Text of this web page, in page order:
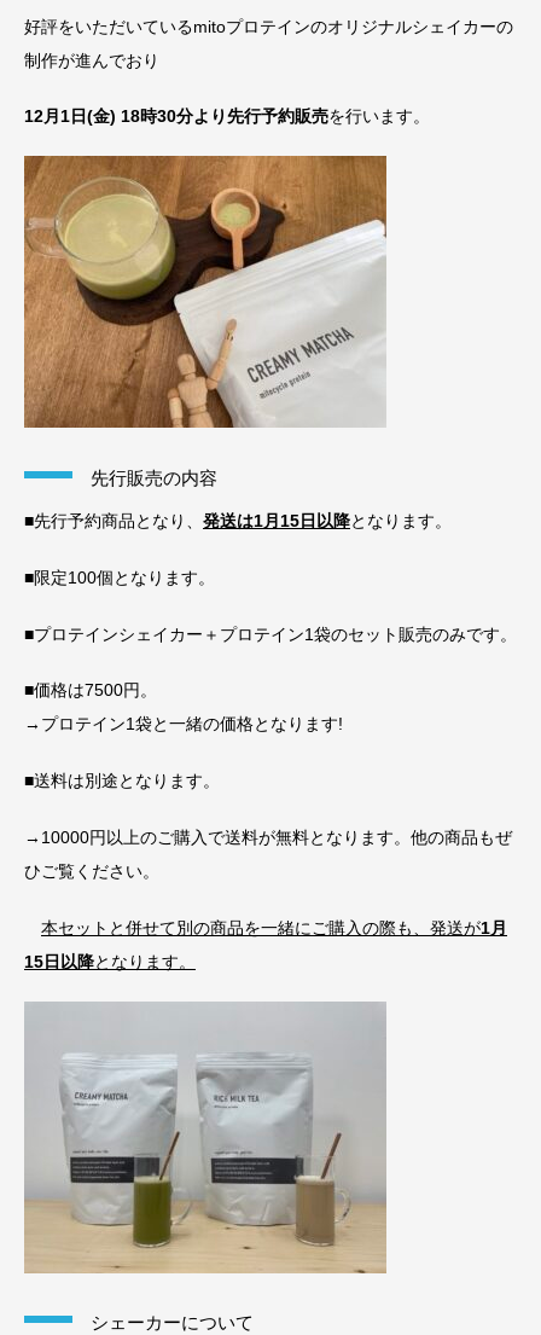
好評をいただいているmitoプロテインのオリジナルシェイカーの
制作が進んでおり
12月1日(金) 18時30分より先行予約販売を行います。
先行販売の内容
■先行予約商品となり、 発送は1月15日以降となります。
■限定100個となります。
■プロテインシェイカー＋プロテイン1袋のセット販売のみです。
■価格は7500円。
→プロテイン1袋と一緒の価格となります!
■送料は別途となります。
→10000円以上のご購入で送料が無料となります。他の商品もぜ
ひご覧ください。
本セットと併せて別の商品を一緒にご購入の際も、発送が1月
15日以降となります。
シェーカーについて